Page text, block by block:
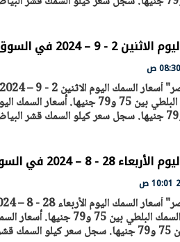
– 2024 في السوق المصري
8 – 2024 في السوق المصري